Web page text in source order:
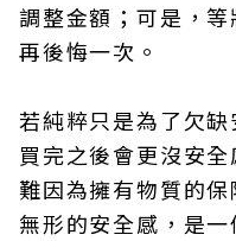
調整金額；可是，
再後悔一次。
若純粹只是為了欠缺
買完之後會更沒安
難因為擁有物質的
無形的安全感，是